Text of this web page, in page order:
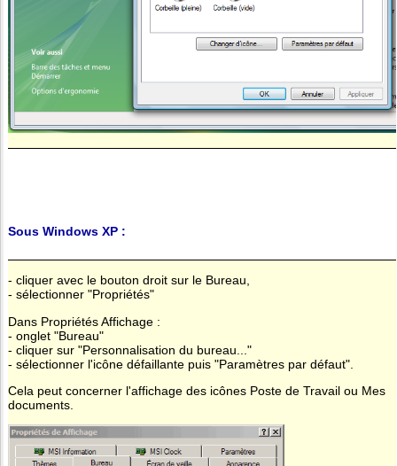
Sous Windows XP :
- cliquer avec le bouton droit sur le Bureau,
- sélectionner "Propriétés"
Dans Propriétés Affichage :
- onglet "Bureau"
- cliquer sur "Personnalisation du bureau..."
- sélectionner l'icône défaillante puis "Paramètres par défaut".
Cela peut concerner l'affichage des icônes Poste de Travail ou Mes
documents.